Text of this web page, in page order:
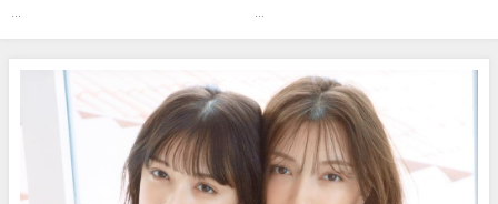
ンフルエンサーが撮り下ろし！
――Shiina Yuzuki（2024年01
月04日） | 週プレChannel【集
英社 週刊プレイボーイ公式】さ
んより